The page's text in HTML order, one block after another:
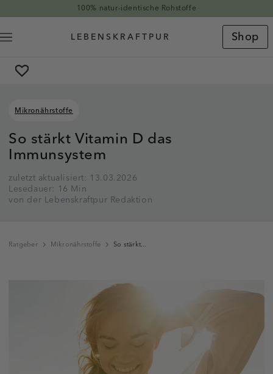
100% natur-identische Rohstoffe
Shop
Mikronährstoffe
So stärkt Vitamin D das
Immunsystem
zuletzt aktualisiert: 13.03.2026
Lesedauer: 16 Min
von der Lebenskraftpur Redaktion
Ratgeber Mikronährstoffe So stärkt...